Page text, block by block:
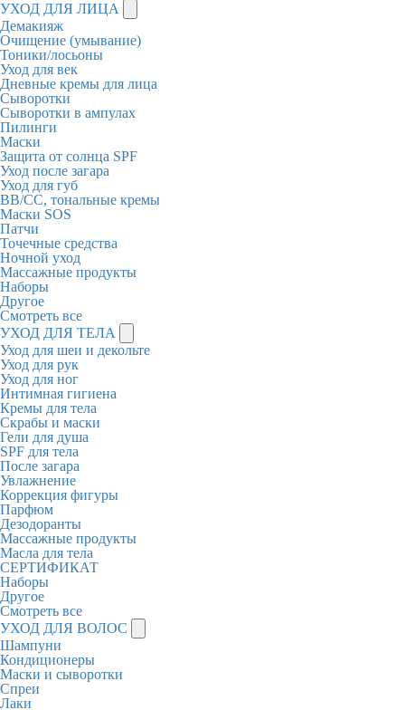
УХОД ДЛЯ ЛИЦА
Демакияж
Очищение (умывание)
Тоники/лосьоны
Уход для век
Дневные кремы для лица
Сыворотки
Сыворотки в ампулах
Пилинги
Маски
Защита от солнца SPF
Уход после загара
Уход для губ
BB/CC, тональные кремы
Маски SOS
Патчи
Точечные средства
Ночной уход
Массажные продукты
Наборы
Другое
Смотреть все
УХОД ДЛЯ ТЕЛА
Уход для шеи и декольте
Уход для рук
Уход для ног
Интимная гигиена
Кремы для тела
Скрабы и маски
Гели для душа
SPF для тела
После загара
Увлажнение
Коррекция фигуры
Парфюм
Дезодоранты
Массажные продукты
Масла для тела
СЕРТИФИКАТ
Наборы
Другое
Смотреть все
УХОД ДЛЯ ВОЛОС
Шампуни
Кондиционеры
Маски и сыворотки
Спреи
Лаки